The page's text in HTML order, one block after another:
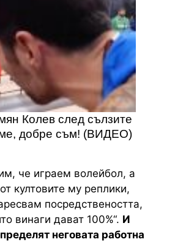
Колев след сълзите
добре съм! (ВИДЕО)
че играем волейбол, а
култовите му реплики,
посредствеността,
винаги дават 100%“. И
неговата работна